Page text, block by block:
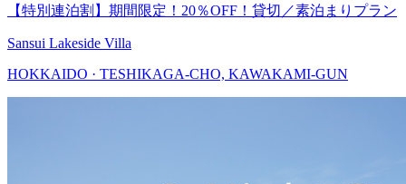
【特別連泊割】期間限定！20％OFF！貸切／素泊まりプラン
Sansui Lakeside Villa
HOKKAIDO · TESHIKAGA-CHO, KAWAKAMI-GUN